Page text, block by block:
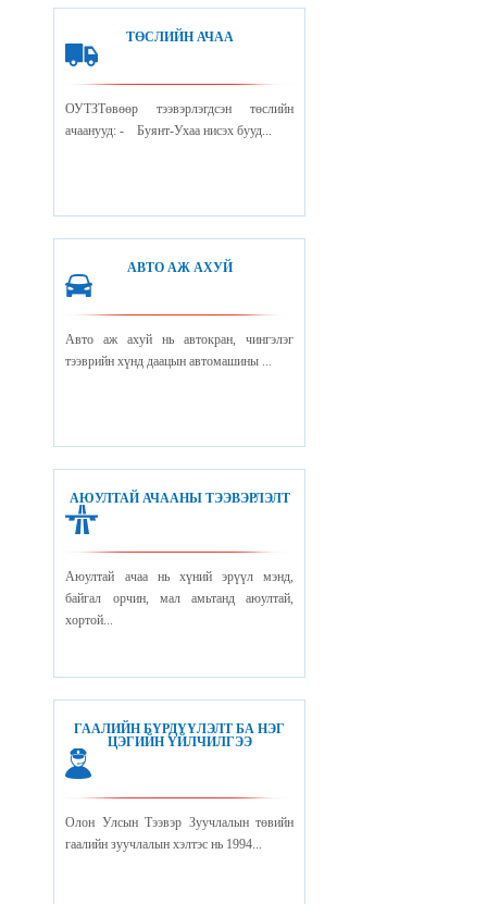
ТӨСЛИЙН АЧАА
ОУТЗТөвөөр тээвэрлэгдсэн төслийн
ачаанууд: - Буянт-Ухаа нисэх бууд...
АВТО АЖ АХУЙ
Авто аж ахуй нь автокран, чингэлэг
тээврийн хүнд даацын автомашины ...
АЮУЛТАЙ АЧААНЫ ТЭЭВЭРЛЭЛТ
Аюултай ачаа нь хүний эрүүл мэнд,
байгал орчин, мал амьтанд аюултай,
хортой...
ГААЛИЙН БҮРДҮҮЛЭЛТ БА НЭГ
ЦЭГИЙН ҮЙЛЧИЛГЭЭ
Олон Улсын Тээвэр Зуучлалын төвийн
гаалийн зуучлалын хэлтэс нь 1994...